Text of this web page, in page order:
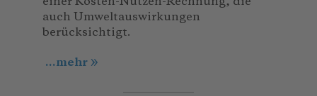
auch Umweltauswirkungen
berücksichtigt.
...mehr